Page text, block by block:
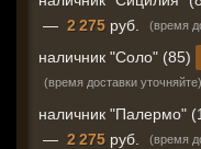
— 2 275 руб. (время
наличник "Соло" (85)
(время доставки уточняйте)
наличник "Палермо"
— 2 275 руб. (время